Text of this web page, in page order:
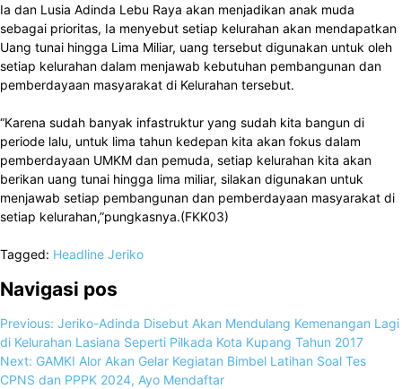
Ia dan Lusia Adinda Lebu Raya akan menjadikan anak muda
sebagai prioritas, Ia menyebut setiap kelurahan akan mendapatkan
Uang tunai hingga Lima Miliar, uang tersebut digunakan untuk oleh
setiap kelurahan dalam menjawab kebutuhan pembangunan dan
pemberdayaan masyarakat di Kelurahan tersebut.
“Karena sudah banyak infastruktur yang sudah kita bangun di
periode lalu, untuk lima tahun kedepan kita akan fokus dalam
pemberdayaan UMKM dan pemuda, setiap kelurahan kita akan
berikan uang tunai hingga lima miliar, silakan digunakan untuk
menjawab setiap pembangunan dan pemberdayaan masyarakat di
setiap kelurahan,”pungkasnya.(FKK03)
Tagged: Headline Jeriko
Navigasi pos
Previous: Jeriko-Adinda Disebut Akan Mendulang Kemenangan Lagi
di Kelurahan Lasiana Seperti Pilkada Kota Kupang Tahun 2017
Next: GAMKI Alor Akan Gelar Kegiatan Bimbel Latihan Soal Tes
CPNS dan PPPK 2024, Ayo Mendaftar